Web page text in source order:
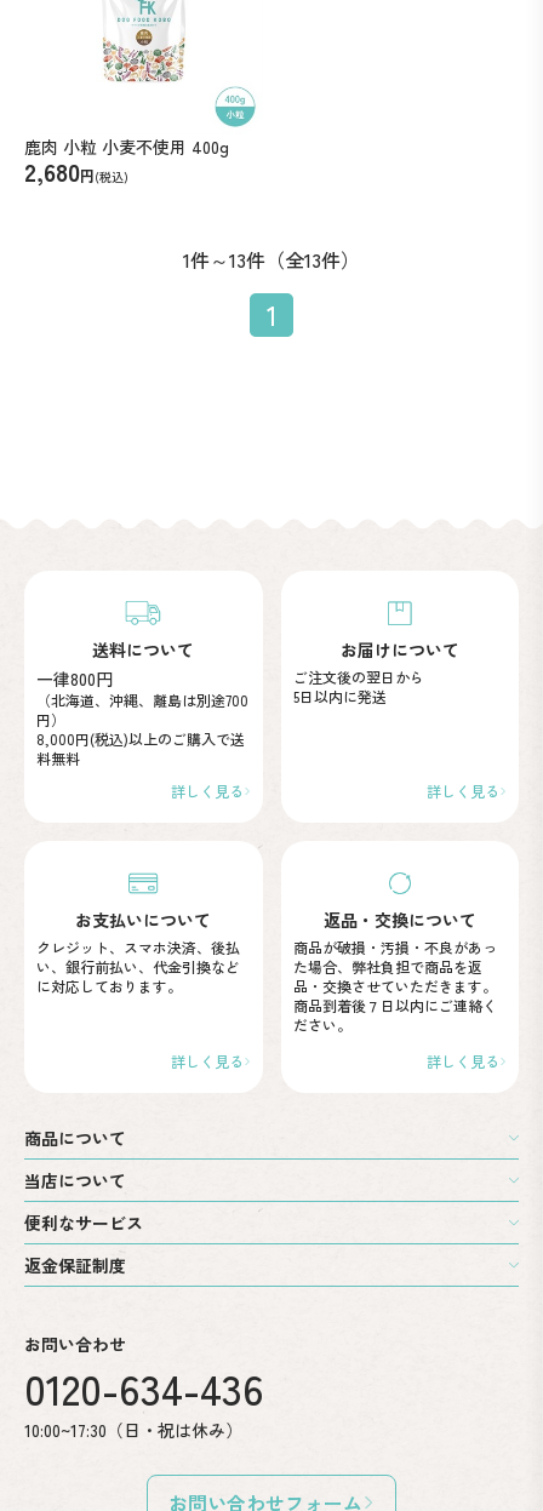
鹿肉 小粒 小麦不使用 400g
2,680円(税込)
1件～13件（全13件）
1
送料について
一律800円
（北海道、沖縄、離島は別途700
円）
8,000円(税込)以上のご購入で送
料無料
詳しく見る
お届けについて
ご注文後の翌日から
5日以内に発送
詳しく見る
お支払いについて
クレジット、スマホ決済、後払
い、 銀行前払い、代金引換など
に対応しております。
詳しく見る
返品・交換について
商品が破損・汚損・不良があっ
た場合、弊社負担で商品を返
品・交換させていただきます。
商品到着後７日以内にご連絡く
ださい。
詳しく見る
商品について
当店について
便利なサービス
返金保証制度
お問い合わせ
0120-634-436
10:00~17:30（日・祝は休み）
お問い合わせフォーム